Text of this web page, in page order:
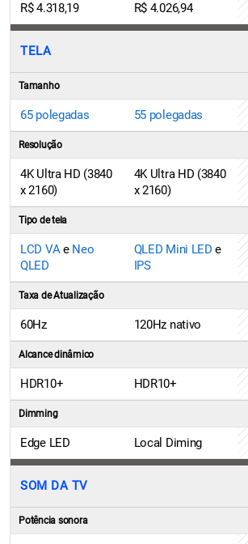
R$ 4.318,19 R$ 4.026,94
TELA
Tamanho
65 polegadas 55 polegadas
Resolução
4K Ultra HD (3840
x 2160)
4K Ultra HD (3840
x 2160)
Tipo de tela
LCD VAe Neo
QLED
QLED Mini LED e
IPS
Taxa de Atualização
60Hz 120Hz nativo
Alcance dinâmico
HDR10+ HDR10+
Dimming
Edge LED Local Diming
SOM DA TV
Potência sonora